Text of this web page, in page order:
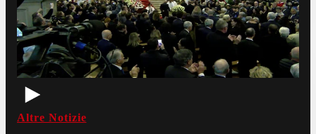
Altre Notizie